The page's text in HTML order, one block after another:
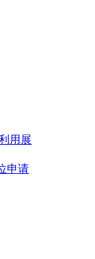
用展
申请